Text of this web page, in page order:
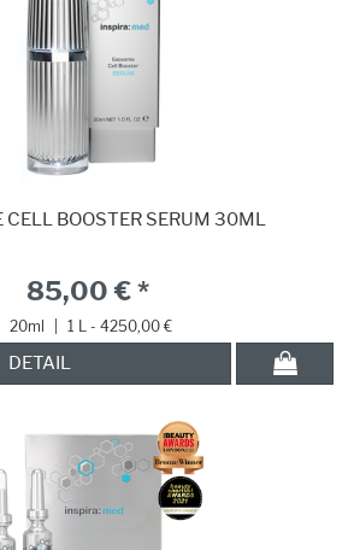
CELL BOOSTER SERUM 30ML
85,00 € *
20ml 1 L - 4250,00 €
DETAIL